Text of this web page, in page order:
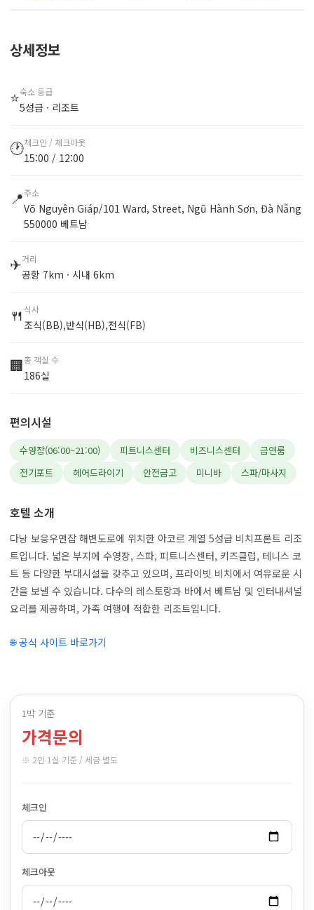
상세정보
⭐숙소 등급
5성급 · 리조트
🕐체크인 / 체크아웃
15:00 / 12:00
📍주소
Võ Nguyên Giáp/101 Ward, Street, Ngũ Hành Sơn, Đà Nẵng
550000 베트남
✈거리
공항 7km · 시내 6km
🍴식사
조식(BB),반식(HB),전식(FB)
🏢총 객실 수
186실
편의시설
수영장(06:00~21:00) 피트니스센터 비즈니스센터
금연룸
전기포트
헤어드라이기 안전금고 미니바 스파/마사지
호텔 소개
다낭 보응우옌잡 해변도로에 위치한 아코르 계열 5성급 비치프론트 리조
트입니다. 넓은 부지에 수영장, 스파, 피트니스센터, 키즈클럽, 테니스 코
트 등 다양한 부대시설을 갖추고 있으며, 프라이빗 비치에서 여유로운 시
간을 보낼 수 있습니다. 다수의 레스토랑과 바에서 베트남 및 인터내셔널
요리를 제공하며, 가족 여행에 적합한 리조트입니다.
🌐 공식 사이트 바로가기
1박 기준
가격문의
※ 2인 1실 기준 / 세금 별도
체크인
체크아웃